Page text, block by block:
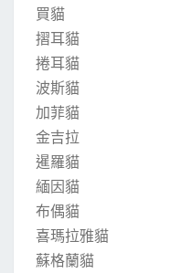
買貓
摺耳貓
捲耳貓
波斯貓
加菲貓
金吉拉
暹羅貓
緬因貓
布偶貓
喜瑪拉雅貓
蘇格蘭貓